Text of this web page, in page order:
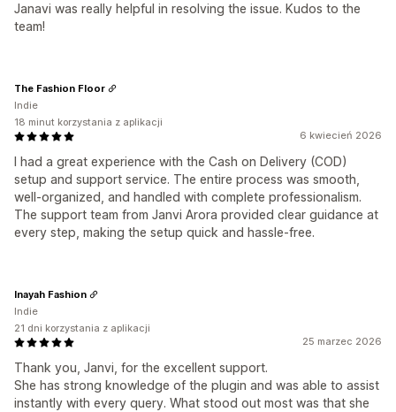
Janavi was really helpful in resolving the issue. Kudos to the
team!
6 kwiecień 2026
I had a great experience with the Cash on Delivery (COD)
setup and support service. The entire process was smooth,
well-organized, and handled with complete professionalism.
The support team from Janvi Arora provided clear guidance at
every step, making the setup quick and hassle-free.
The Fashion Floor
Indie
18 minut korzystania z aplikacji
25 marzec 2026
Thank you, Janvi, for the excellent support.
She has strong knowledge of the plugin and was able to assist
instantly with every query. What stood out most was that she
Inayah Fashion
Indie
21 dni korzystania z aplikacji